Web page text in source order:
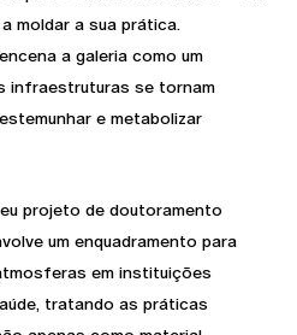
moldar a sua prática.
a galeria como um
infraestruturas se tornam
e metabolizar
projeto de doutoramento
um enquadramento para
em instituições
tratando as práticas